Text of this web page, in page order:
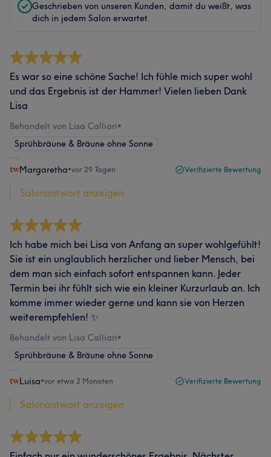
Geschrieben von unseren Kunden, damit du weißt, was
dich in jedem Salon erwartet.
Es war so eine schöne Sache! Ich fühle mich super wohl
und das Ergebnis ist der Hammer! Vielen lieben Dank
Lisa
Behandelt von Lisa Calliari•
Sprühbräune & Bräune ohne Sonne
Margaretha•vor 29 Tagen Verifizierte Bewertung
Salonantwort anzeigen
Ich habe mich bei Lisa von Anfang an super wohlgefühlt!
Sie ist ein unglaublich herzlicher und lieber Mensch, bei
dem man sich einfach sofort entspannen kann. Jeder
Termin bei ihr fühlt sich wie ein kleiner Kurzurlaub an. Ich
komme immer wieder gerne und kann sie von Herzen
weiterempfehlen! ✨
Behandelt von Lisa Calliari•
Sprühbräune & Bräune ohne Sonne
Luisa•vor etwa 2 Monaten Verifizierte Bewertung
Salonantwort anzeigen